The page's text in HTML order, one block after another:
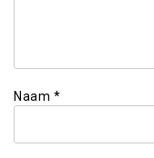
Naam *